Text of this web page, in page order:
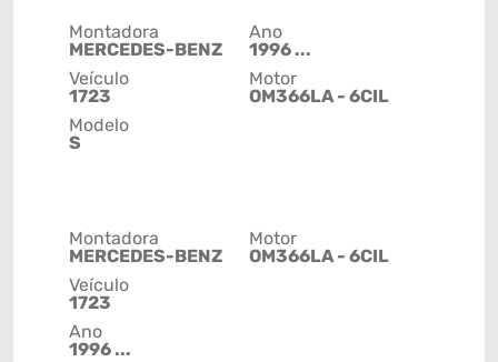
Montadora
MERCEDES-BENZ
Veículo
1723
Modelo
S
Ano
1996 ...
Motor
OM366LA - 6CIL
Montadora
MERCEDES-BENZ
Veículo
1723
Ano
1996 ...
Motor
OM366LA - 6CIL